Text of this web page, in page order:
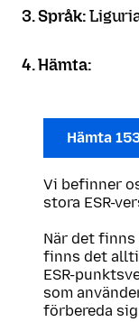
3. Språk:
4. Hämta:
Hämta
Vi befinner
stora ESR-
När det
finns det
ESR-
som
förbereda